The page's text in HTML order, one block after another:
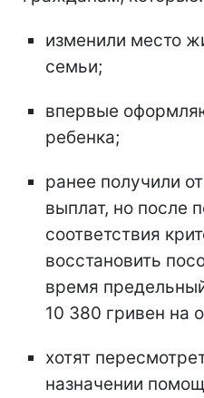
изменили место
семьи;
впервые
ребенка;
ранее получили
выплат, но после
соответствия
восстановить
время
10 380 гривен на
хотят
назначении